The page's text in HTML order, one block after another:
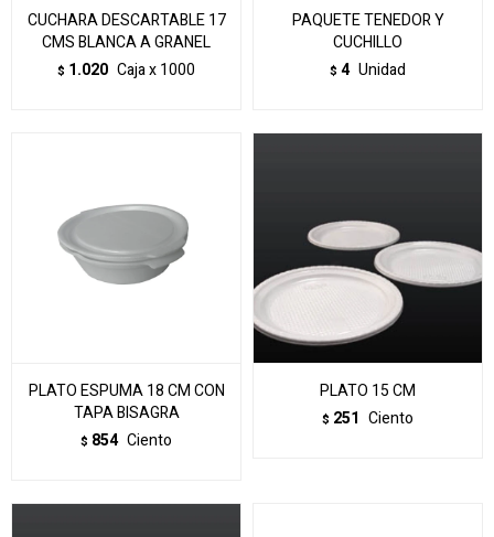
CUCHARA DESCARTABLE 17
CMS BLANCA A GRANEL
$ 1.020 Caja x 1000
PAQUETE TENEDOR Y
CUCHILLO
$ 4 Unidad
PLATO ESPUMA 18 CM CON
TAPA BISAGRA
$ 854 Ciento
PLATO 15 CM
$ 251 Ciento